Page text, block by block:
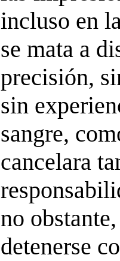
incluso en
se mata a
precisión,
sin
sangre,
cancelara
no
detenerse